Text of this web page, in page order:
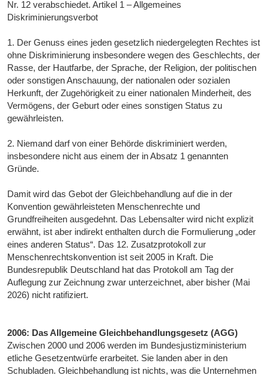
Nr. 12 verabschiedet. Artikel 1 – Allgemeines
Diskriminierungsverbot
1. Der Genuss eines jeden gesetzlich niedergelegten Rechtes ist
ohne Diskriminierung insbesondere wegen des Geschlechts, der
Rasse, der Hautfarbe, der Sprache, der Religion, der politischen
oder sonstigen Anschauung, der nationalen oder sozialen
Herkunft, der Zugehörigkeit zu einer nationalen Minderheit, des
Vermögens, der Geburt oder eines sonstigen Status zu
gewährleisten.
2. Niemand darf von einer Behörde diskriminiert werden,
insbesondere nicht aus einem der in Absatz 1 genannten
Gründe.
Damit wird das Gebot der Gleichbehandlung auf die in der
Konvention gewährleisteten Menschenrechte und
Grundfreiheiten ausgedehnt. Das Lebensalter wird nicht explizit
erwähnt, ist aber indirekt enthalten durch die Formulierung „oder
eines anderen Status“. Das 12. Zusatzprotokoll zur
Menschenrechtskonvention ist seit 2005 in Kraft. Die
Bundesrepublik Deutschland hat das Protokoll am Tag der
Auflegung zur Zeichnung zwar unterzeichnet, aber bisher (Mai
2026) nicht ratifiziert.
2006: Das Allgemeine Gleichbehandlungsgesetz (AGG)
Zwischen 2000 und 2006 werden im Bundesjustizministerium
etliche Gesetzentwürfe erarbeitet. Sie landen aber in den
Schubladen. Gleichbehandlung ist nichts, was die Unternehmen